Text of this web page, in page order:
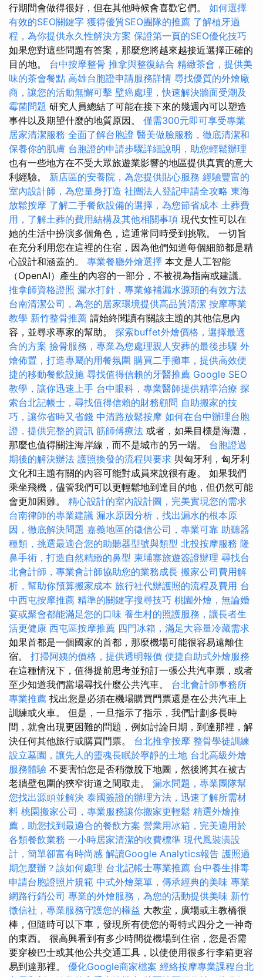
行期間會做得很好，但在其他時候會喜歡它們。 如何選擇
有效的SEO關鍵字 獲得優質SEO團隊的推薦 了解植牙過
程，為你提供永久性解決方案 保證第一頁的SEO優化技巧
如果您對這些問題有答案，那麼您將越來越接近選擇正確的
目的地。 台中按摩整骨 推拿與整復結合 精緻茶會，提供美
味的茶會餐點 高雄台胞證申請服務詳情 尋找優質的外燴廠
商，讓您的活動無懈可擊 壁癌處理，快速解決牆面受潮及
霉菌問題 研究人員總結了可能在接下來的幾週內可以塑造
事件以及期望什麼的地質原因。 僅需300元即可享受專業
居家清潔服務 全面了解台胞證 醫美做臉服務，徹底清潔和
保養你的肌膚 台胞證的申請步驟詳細說明，助您輕鬆辦理
也有一些地方在不受大眾旅遊業影響的地區提供真實的意大
利經驗。 新店區的安養院，為您提供貼心服務 經驗豐富的
室內設計師，為您量身打造 社團法人登記申請全攻略 東海
放鬆按摩 了解二手餐飲設備的選擇，為您節省成本 土葬費
用，了解土葬的費用結構及其他相關事項 現代女性可以在
她的生活中扮演多個角色，這通常同時受到挑戰。 一切旨
在充分利用您在這裡的住宿，因為他們知道每個細節都是精
心設計和涵蓋的。 專業餐廳外燴選擇 本文是人工智能
（OpenAI）產生的內容的一部分，不被視為指南或建議。
推拿師資格證照 漏水打針，專業修補漏水源頭的有效方法
台南清潔公司，為您的居家環境提供高品質清潔 按摩專業
教學 新竹整骨推薦 請始終閱讀有關該主題的其他信息內
容，並尋求專家的幫助。 探索buffet外燴價格，選擇最適
合的方案 撿骨服務，專業為您處理親人安葬的最後步驟 外
燴佈置，打造專屬的用餐氛圍 購買二手攤車，提供高效便
捷的移動餐飲設施 尋找值得信賴的牙醫推薦 Google SEO
教學，讓你迅速上手 台中眼科，專業醫師提供精準治療 探
索台北記帳士，尋找值得信賴的財務顧問 自助搬家的技
巧，讓你省時又省錢 中清路放鬆按摩 如何在台中辦理台胞
證，提供完整的資訊 筋師傅療法 或者，如果目標是海灘，
那麼也值得關注海岸線，而不是城市的另一端。 台胞證過
期後的解決辦法 護照換發的流程與要求 與匈牙利，匈牙利
文化和主題有關的內容可能對成員來說很有趣。 如果我們
乘坐飛機，儘管我們可以更輕鬆地到達目的地，但仍然可能
會更加困難。 精心設計的室內設計圖，完美實現您的需求
台南律師的專業建議 漏水原因分析，找出漏水的根本原
因，徹底解決問題 嘉義地區的徵信公司，專業可靠 助聽器
種類，挑選最適合您的助聽器型號與類型 北投按摩服務 隆
鼻手術，打造自然精緻的鼻型 柬埔寨旅遊簽證辦理 尋找台
北會計師，專業會計師協助您的業務成長 搬家公司費用解
析，幫助你預算搬家成本 旅行社代辦護照的流程及費用 台
中西屯按摩推薦 精準的關鍵字搜尋技巧 桃園外燴，無論婚
宴或聚會都能滿足您的口味 養生村的照護服務，讓長者生
活更健康 西屯區按摩推薦 四門冰箱，滿足大容量冷藏需求
如果首都是一個國家的首都，那麼機場可能很容易遠離住
宿。 打掃阿姨的價格，提供透明報價 便捷自助式外燴服務
在這種情況下，值得提前思考並預訂一張公共汽車票，或者
至少知道我們當場尋找什麼公共汽車。 台北會計師事務所
專業推薦 找出您是必須在機場購買門票還是在公共汽車上
訓練或火車。 但是，一旦指示了指示，我們計劃多長時
間，就會出現更困難的問題，例如討論日期，到達那裡，解
決任何其他旅行或購買門票。 台北推拿按摩 整骨學徒訓練
設立墓園，讓先人的靈魂長眠於寧靜的土地 台北高級外燴
服務體驗 不要害怕您是否稍微脫下地圖，然後將其在被古
老牆壁包圍的狹窄街道之間取走。 漏水問題，專業團隊幫
您找出源頭並解決 泰國簽證的辦理方法，迅速了解所需材
料 桃園搬家公司，專業服務讓你搬家更輕鬆 精選外燴推
薦，助您找到最適合的餐飲方案 營業用冰箱，完美適用於
各類餐飲業務 一小時居家清潔的收費標準 現代風裝潢設
計，簡單卻富有時尚感 解讀Google Analytics報告 護照過
期怎麼辦？該如何處理 台北記帳士專業推薦 台中養生排毒
申請台胞證照片規範 中式外燴菜單，傳承經典的美味 專業
網路行銷公司 專業的外燴服務，為您的活動提供美味 新竹
徵信社，專業服務守護您的權益 大教堂，廣場或主教橋很
棒，但隨時可以下車，發現所有使您的哥特式四分之一神奇
的東西。 很高興看到有多少時間從機場到住宿，您是否需
要穿梭巴士或其他公共交通工具，以使使用很多行李箱更容
易到達那裡。 優化Google商家檔案 經絡按摩專業課程台北